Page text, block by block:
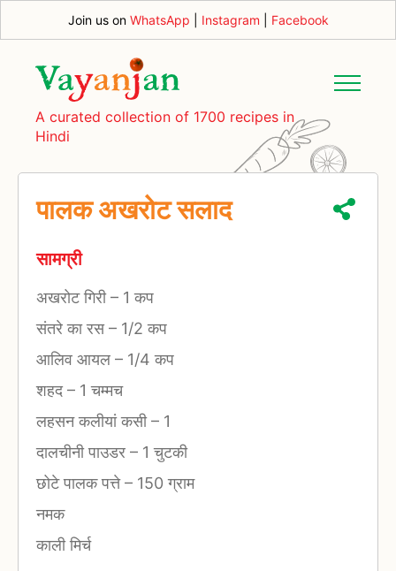
Join us on WhatsApp Instagram Facebook
A curated collection of 1700 recipes in
Hindi
पालक अखरोट सलाद
सामग्री
अखरोट गिरी– 1 कप
संतरे का रस– 1/2 कप
आलिव आयल – 1/4 कप
शहद– 1 चम्मच
लहसन कलीयां कसी– 1
दालचीनी पाउडर – 1 चुटकी
छोटे पालक पत्ते– 150 ग्राम
नमक
काली मिर्च